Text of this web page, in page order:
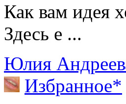
Как вам идея
Здесь е ...
Юлия
Избранное*